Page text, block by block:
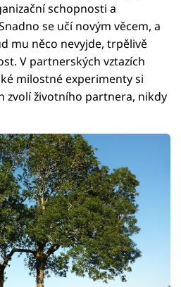
schopnosti a
se učí novým věcem, a
mu něco nevyjde, trpělivě
V partnerských vztazích
milostné experimenty si
zvolí životního partnera, nikdy